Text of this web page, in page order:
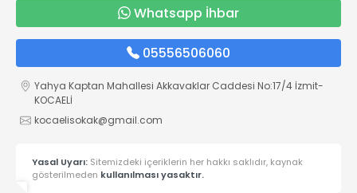
Whatsapp İhbar
05556506060
Yahya Kaptan Mahallesi Akkavaklar Caddesi No:17/4 İzmit-
KOCAELİ
kocaelisokak@gmail.com
Yasal Uyarı: Sitemizdeki içeriklerin her hakkı saklıdır, kaynak
gösterilmeden kullanılması yasaktır.